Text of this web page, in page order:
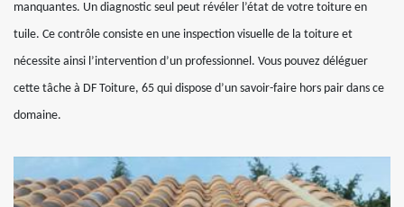
manquantes. Un diagnostic seul peut révéler l’état de votre toiture en
tuile. Ce contrôle consiste en une inspection visuelle de la toiture et
nécessite ainsi l’intervention d’un professionnel. Vous pouvez déléguer
cette tâche à DF Toiture, 65 qui dispose d’un savoir-faire hors pair dans ce
domaine.